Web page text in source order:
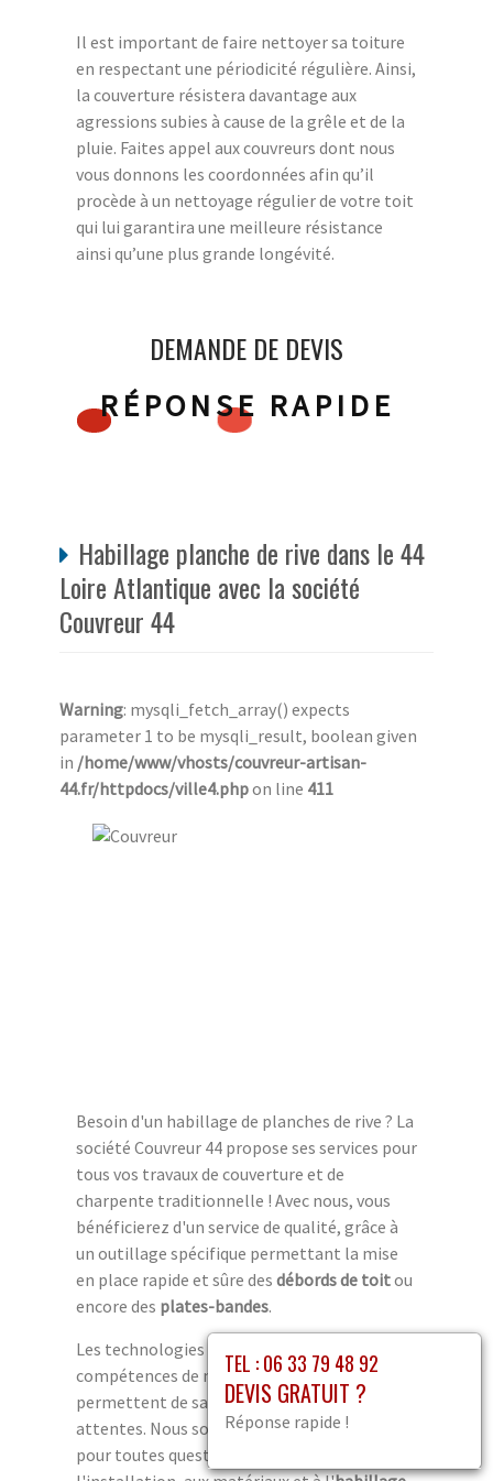
Il est important de faire nettoyer sa toiture
en respectant une périodicité régulière. Ainsi,
la couverture résistera davantage aux
agressions subies à cause de la grêle et de la
pluie. Faites appel aux couvreurs dont nous
vous donnons les coordonnées afin qu’il
procède à un nettoyage régulier de votre toit
qui lui garantira une meilleure résistance
ainsi qu’une plus grande longévité.
DEMANDE DE DEVIS
RÉPONSE RAPIDE
Habillage planche de rive dans le 44
Loire Atlantique avec la société
Couvreur 44
Warning: mysqli_fetch_array() expects
parameter 1 to be mysqli_result, boolean given
in /home/www/vhosts/couvreur-artisan-
44.fr/httpdocs/ville4.phpon line 411
Besoin d'un habillage de planches de rive ? La
société Couvreur 44 propose ses services pour
tous vos travaux de couverture et de
charpente traditionnelle ! Avec nous, vous
bénéficierez d'un service de qualité, grâce à
un outillage spécifique permettant la mise
en place rapide et sûre des débords de toitou
encore des plates-bandes.
Les technologies modernes et les
compétences de nos équipes nous
permettent de satisfaire toutes vos
attentes. Nous sommes à votre disposition
pour toutes questions relatives à
TEL : 06 33 79 48 92
DEVIS GRATUIT ?
Réponse rapide !